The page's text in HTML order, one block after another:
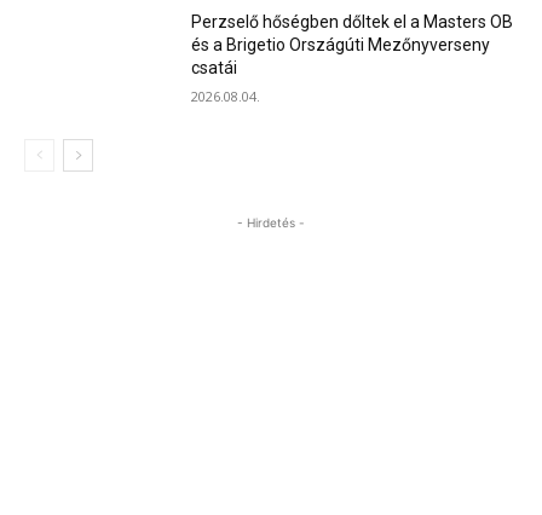
Perzselő hőségben dőltek el a Masters OB
és a Brigetio Országúti Mezőnyverseny
csatái
2026.08.04.
- Hirdetés -